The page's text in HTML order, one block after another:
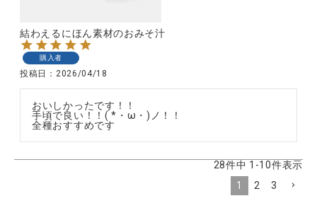
結わえるにほん素材のおみそ汁
購入者
投稿日 2026/04/18
おいしかったです！！
手頃で良い！！( *・ω・)ノ！！
全種おすすめです
28件中 1 -10件表示
1
2 3